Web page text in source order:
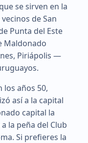
se sirven en la
de San
Punta del Este
Maldonado
Piriápolis —
los años 50,
así a la capital
capital la
la peña del Club
Si prefieres la